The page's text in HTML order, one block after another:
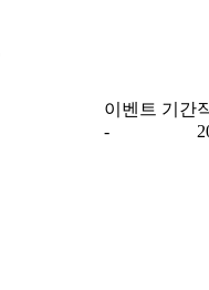
이벤트 기간
-